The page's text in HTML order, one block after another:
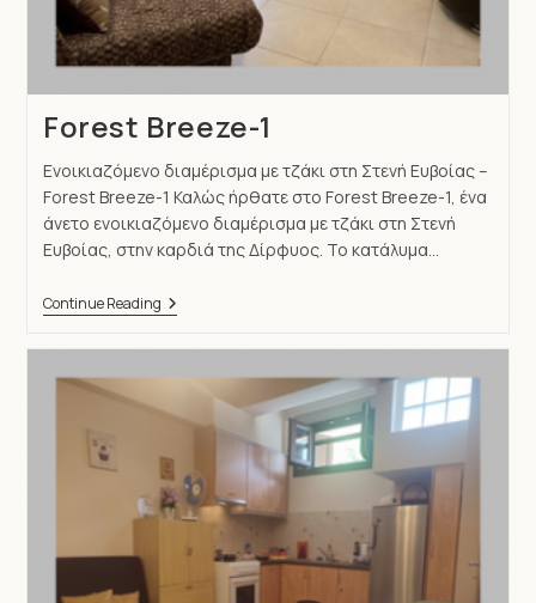
Forest Breeze-1
Ενοικιαζόμενο διαμέρισμα με τζάκι στη Στενή Ευβοίας –
Forest Breeze-1 Καλώς ήρθατε στο Forest Breeze-1, ένα
άνετο ενοικιαζόμενο διαμέρισμα με τζάκι στη Στενή
Ευβοίας, στην καρδιά της Δίρφυος. Το κατάλυμα…
Continue Reading